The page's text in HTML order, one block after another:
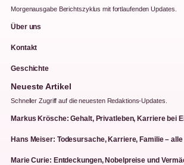
Morgenausgabe Berichtszyklus mit fortlaufenden Updates.
Über uns
Kontakt
Geschichte
Neueste Artikel
Schneller Zugriff auf die neuesten Redaktions-Updates.
Markus Krösche: Gehalt, Privatleben, Karriere bei
Hans Meiser: Todesursache, Karriere, Familie –
Marie Curie: Entdeckungen, Nobelpreise und